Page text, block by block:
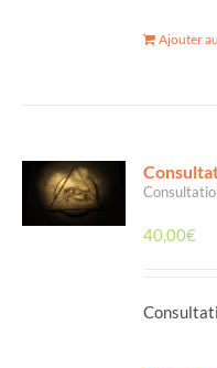
Ajouter
40,00€